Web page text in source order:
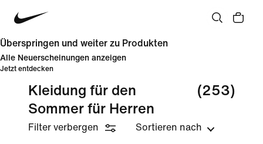
Überspringen und weiter zu Produkten
Alle Neuerscheinungen anzeigen
Jetzt entdecken
Kleidung für den
Sommer für Herren
(253)
Filter verbergen Sortieren nach